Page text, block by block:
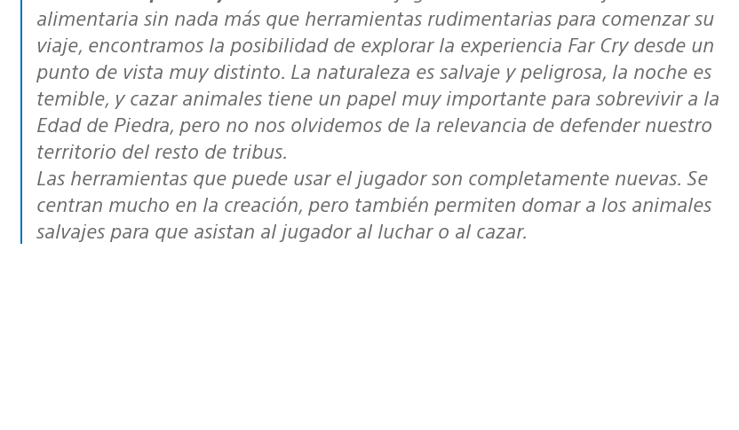
alimentaria sin nada más que herramientas rudimentarias para comenzar su
viaje, encontramos la posibilidad de explorar la experiencia Far Crydesde un
punto de vista muy distinto. La naturaleza es salvaje y peligrosa, la noche es
temible, y cazar animales tiene un papel muy importante para sobrevivir a la
Edad de Piedra, pero no nos olvidemos de la relevancia de defender nuestro
territorio del resto de tribus.
Las herramientas que puede usar el jugador son completamente nuevas. Se
centran mucho en la creación, pero también permiten domar a los animales
salvajes para que asistan al jugador al luchar o al cazar.